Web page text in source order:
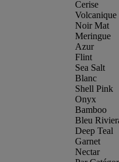
Cerise
Volcanique
Noir Mat
Meringue
Azur
Flint
Sea Salt
Blanc
Shell Pink
Onyx
Bamboo
Bleu
Deep Teal
Garnet
Nectar